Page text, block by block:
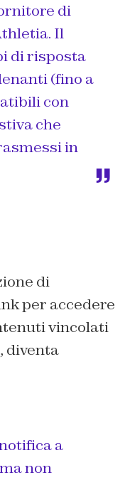
di
Il
di risposta
(fino a
con
che
in
di
per accedere
vincolati
diventa
a
non